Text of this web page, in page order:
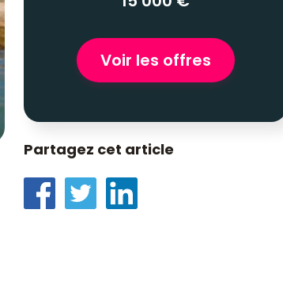
Voir les offres
Partagez cet article